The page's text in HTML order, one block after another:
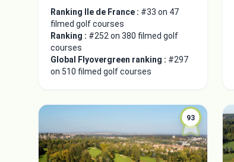
Ranking Ile de France : #33 on 47
filmed golf courses
Ranking : #252 on 380 filmed golf
courses
Global Flyovergreen ranking : #297
on 510 filmed golf courses
93